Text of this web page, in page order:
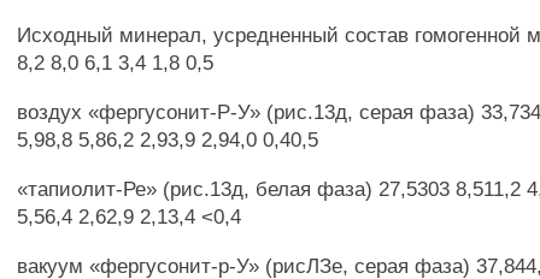
Исходный минерал, усредненный состав гомогенной
8,2 8,0 6,1 3,4 1,8 0,5
воздух «фергусонит-Р-У» (рис.13д, серая фаза)
5,98,8 5,86,2 2,93,9 2,94,0 0,40,5
«тапиолит-Ре» (рис.13д, белая фаза) 27,5303 8,511,2
5,56,4 2,62,9 2,13,4 <0,4
вакуум «фергусонит-р-У» (рисЛЗе, серая фаза)